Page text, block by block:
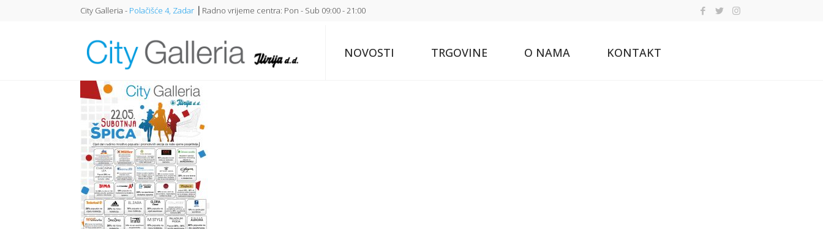
City Galleria - Polačišće 4, Zadar ⎥ Radno vrijeme centra: Pon - Sub 09:00 - 21:00
NOVOSTI TRGOVINE O NAMA KONTAKT